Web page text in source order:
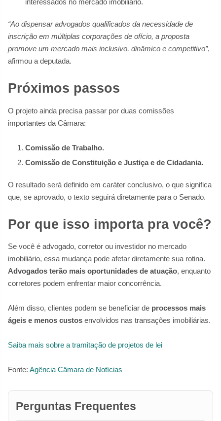
interessados no mercado imobiliário.
“Ao dispensar advogados qualificados da necessidade de
inscrição em múltiplas corporações de ofício, a proposta
promove um mercado mais inclusivo, dinâmico e competitivo”,
afirmou a deputada.
Próximos passos
O projeto ainda precisa passar por duas comissões
importantes da Câmara:
Comissão de Trabalho.
Comissão de Constituição e Justiça e de Cidadania.
O resultado será definido em caráter conclusivo, o que significa
que, se aprovado, o texto seguirá diretamente para o Senado.
Por que isso importa pra você?
Se você é advogado, corretor ou investidor no mercado
imobiliário, essa mudança pode afetar diretamente sua rotina.
Advogados terão mais oportunidades de atuação, enquanto
corretores podem enfrentar maior concorrência.
Além disso, clientes podem se beneficiar de processos mais
ágeis e menos custos envolvidos nas transações imobiliárias.
Saiba mais sobre a tramitação de projetos de lei
Fonte: Agência Câmara de Notícias
Perguntas Frequentes